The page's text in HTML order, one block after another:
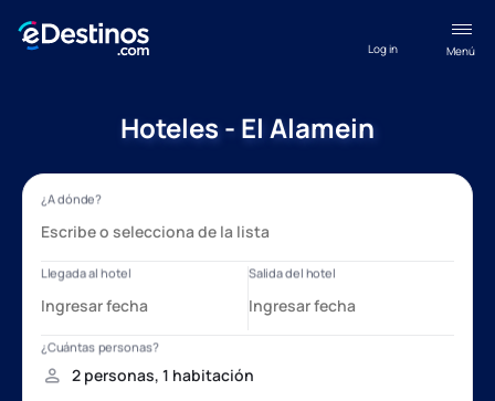
Menú
Log in
Hoteles - El Alamein